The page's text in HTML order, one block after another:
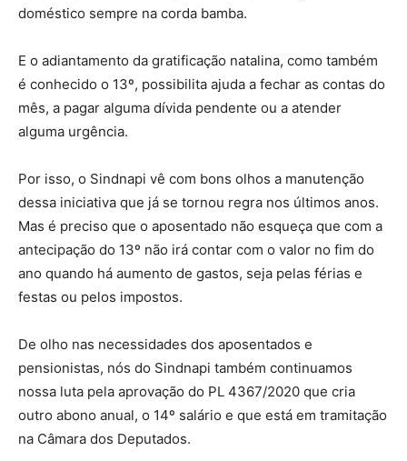
doméstico sempre na corda bamba.
E o adiantamento da gratificação natalina, como também
é conhecido o 13º, possibilita ajuda a fechar as contas do
mês, a pagar alguma dívida pendente ou a atender
alguma urgência.
Por isso, o Sindnapi vê com bons olhos a manutenção
dessa iniciativa que já se tornou regra nos últimos anos.
Mas é preciso que o aposentado não esqueça que com a
antecipação do 13º não irá contar com o valor no fim do
ano quando há aumento de gastos, seja pelas férias e
festas ou pelos impostos.
De olho nas necessidades dos aposentados e
pensionistas, nós do Sindnapi também continuamos
nossa luta pela aprovação do PL 4367/2020 que cria
outro abono anual, o 14º salário e que está em tramitação
na Câmara dos Deputados.